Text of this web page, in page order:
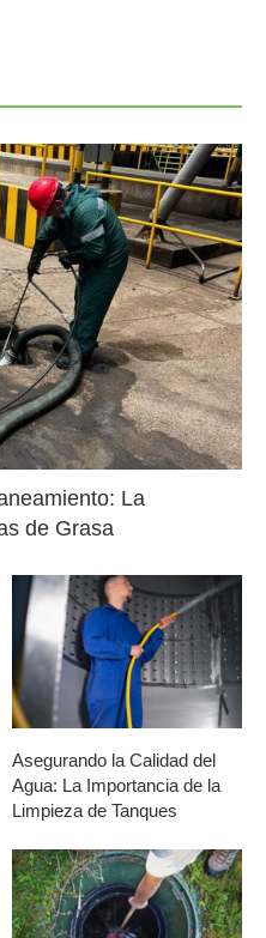
La
de Grasa
Asegurando la Calidad del
Agua: La Importancia de la
Limpieza de Tanques